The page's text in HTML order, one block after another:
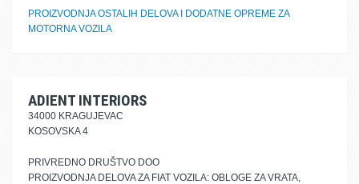
PROIZVODNJA OSTALIH DELOVA I DODATNE OPREME ZA
MOTORNA VOZILA
ADIENT INTERIORS
34000 KRAGUJEVAC
KOSOVSKA 4
PRIVREDNO DRUŠTVO DOO
PROIZVODNJA DELOVA ZA FIAT VOZILA: OBLOGE ZA VRATA,